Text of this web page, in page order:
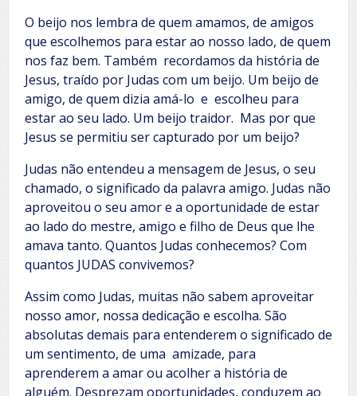
O beijo nos lembra de quem amamos, de amigos
que escolhemos para estar ao nosso lado, de quem
nos faz bem. Também recordamos da história de
Jesus, traído por Judas com um beijo. Um beijo de
amigo, de quem dizia amá-lo e escolheu para
estar ao seu lado. Um beijo traidor. Mas por que
Jesus se permitiu ser capturado por um beijo?
Judas não entendeu a mensagem de Jesus, o seu
chamado, o significado da palavra amigo. Judas não
aproveitou o seu amor e a oportunidade de estar
ao lado do mestre, amigo e filho de Deus que lhe
amava tanto. Quantos Judas conhecemos? Com
quantos JUDAS convivemos?
Assim como Judas, muitas não sabem aproveitar
nosso amor, nossa dedicação e escolha. São
absolutas demais para entenderem o significado de
um sentimento, de uma amizade, para
aprenderem a amar ou acolher a história de
alguém. Desprezam oportunidades, conduzem ao